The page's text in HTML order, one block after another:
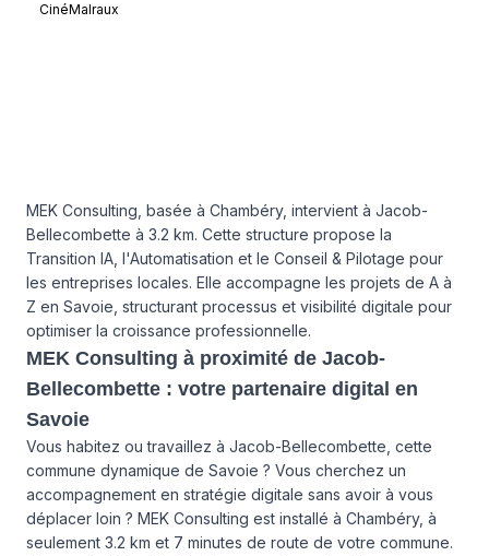
CinéMalraux
MEK Consulting, basée à Chambéry, intervient à Jacob-
Bellecombette à 3.2 km. Cette structure propose la
Transition IA, l'Automatisation et le Conseil & Pilotage pour
les entreprises locales. Elle accompagne les projets de A à
Z en Savoie, structurant processus et visibilité digitale pour
optimiser la croissance professionnelle.
MEK Consulting à proximité de Jacob-
Bellecombette : votre partenaire digital en
Savoie
Vous habitez ou travaillez à Jacob-Bellecombette, cette
commune dynamique de Savoie ? Vous cherchez un
accompagnement en stratégie digitale sans avoir à vous
déplacer loin ? MEK Consulting est installé à Chambéry, à
seulement 3.2 km et 7 minutes de route de votre commune.